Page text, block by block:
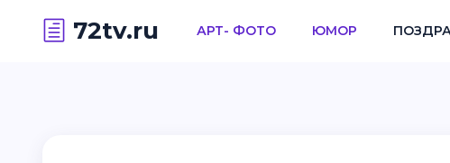
72tv.ru АРТ- ФОТО ЮМОР